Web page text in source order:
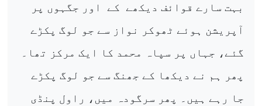
بہت سارے قوائف دیکھے
کے
اور جگہوں پر
آپریشن ہوئے ٹھوکر نواز سے جو لوگ پکڑے
گئے، جہاں پر سپاہ محمد کا ایک مرکز تھا۔
پھر ہم نے دیکھا کے جھنگ سے جو لوگ پکڑے
جا رہے ہیں۔ پھر سرگودہ میں، راول پنڈی